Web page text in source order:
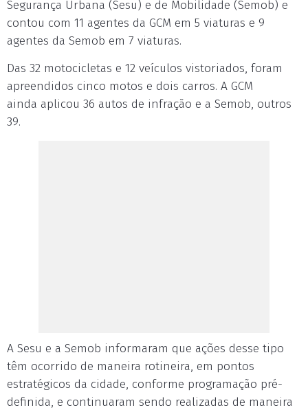
Segurança Urbana (Sesu) e de Mobilidade (Semob) e
contou com 11 agentes da GCM em 5 viaturas e 9
agentes da Semob em 7 viaturas.
Das 32 motocicletas e 12 veículos vistoriados, foram
apreendidos cinco motos e dois carros. A GCM
ainda aplicou 36 autos de infração e a Semob, outros
39.
A Sesu e a Semob informaram que ações desse tipo
têm ocorrido de maneira rotineira, em pontos
estratégicos da cidade, conforme programação pré-
definida, e continuaram sendo realizadas de maneira